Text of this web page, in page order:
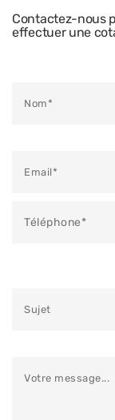
Contactez-nous
effectuer une